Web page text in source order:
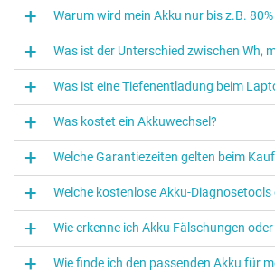
Warum wird mein Akku nur bis z.B.
Was ist der Unterschied zwischen Wh,
Was ist eine Tiefenentladung beim
Was kostet ein Akkuwechsel?
Welche Garantiezeiten gelten beim
Welche kostenlose Akku-
Wie erkenne ich Akku Fälschungen
Wie finde ich den passenden Akku für